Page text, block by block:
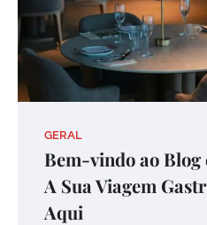
GERAL
Bem-vindo ao Blog
A Sua Viagem
Aqui